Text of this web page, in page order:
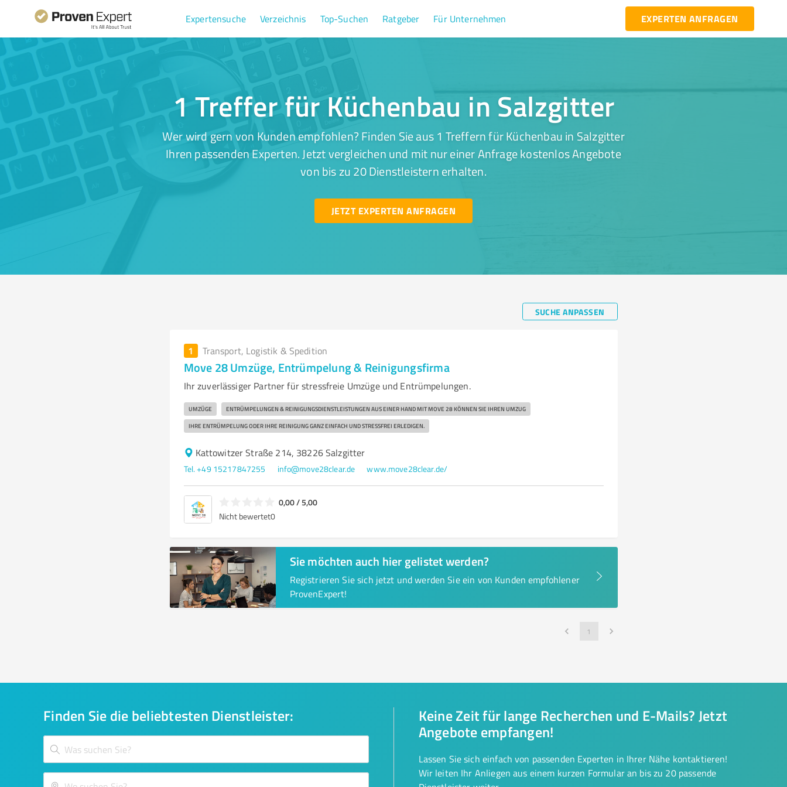
Expertensuche Verzeichnis Top-Suchen Ratgeber Für Unternehmen EXPERTEN ANFRAGEN
1 Treffer für Küchenbau in Salzgitter
Wer wird gern von Kunden empfohlen? Finden Sie aus 1 Treffern für Küchenbau in Salzgitter
Ihren passenden Experten. Jetzt vergleichen und mit nur einer Anfrage kostenlos Angebote
von bis zu 20 Dienstleistern erhalten.
JETZT EXPERTEN ANFRAGEN
SUCHE ANPASSEN
1 Transport, Logistik & Spedition
Move 28 Umzüge, Entrümpelung & Reinigungsfirma
Ihr zuverlässiger Partner für stressfreie Umzüge und Entrümpelungen.
UMZÜGE ENTRÜMPELUNGEN & REINIGUNGSDIENSTLEISTUNGEN AUS EINER HAND MIT MOVE 28 KÖNNEN SIE IHREN UMZUG
IHRE ENTRÜMPELUNG ODER IHRE REINIGUNG GANZ EINFACH UND STRESSFREI ERLEDIGEN.
Kattowitzer Straße 214, 38226 Salzgitter
Tel. +49 15217847255 info@move28clear.de www.move28clear.de/
0,00 / 5,00
Nicht bewertet0
Sie möchten auch hier gelistet werden?
Registrieren Sie sich jetzt und werden Sie ein von Kunden empfohlener
ProvenExpert!
1
Finden Sie die beliebtesten Dienstleister:
Keine Zeit für lange Recherchen und E-Mails? Jetzt
Angebote empfangen!
Lassen Sie sich einfach von passenden Experten in Ihrer Nähe kontaktieren!
Wir leiten Ihr Anliegen aus einem kurzen Formular an bis zu 20 passende